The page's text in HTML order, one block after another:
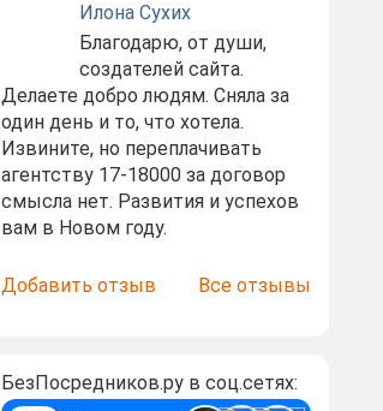
Илона Сухих
Благодарю, от души,
создателей сайта.
Делаете добро людям. Сняла за
один день и то, что хотела.
Извините, но переплачивать
агентству 17-18000 за договор
смысла нет. Развития и успехов
вам в Новом году.
Добавить отзыв Все отзывы
БезПосредников.ру в соц.сетях: